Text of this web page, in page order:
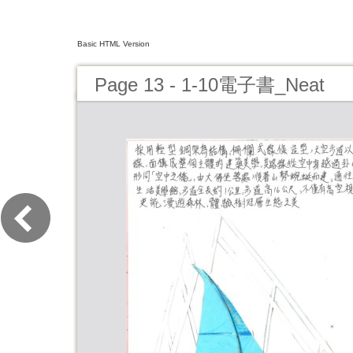
Basic HTML Version
Page 13 - 1-10電子書_Neat